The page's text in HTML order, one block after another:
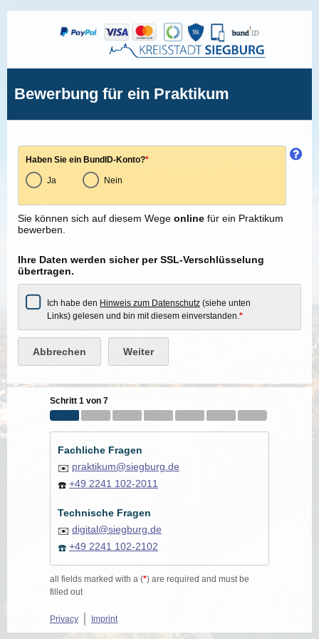
Bewerbung für ein Praktikum
Haben Sie ein BundID-Konto?*
Ja Nein
Sie können sich auf diesem Wege online für ein Praktikum
bewerben.
Ihre Daten werden sicher per SSL-Verschlüsselung
übertragen.
Ich habe den Hinweis zum Datenschutz (siehe unten
Links) gelesen und bin mit diesem einverstanden.*
Abbrechen Weiter
Schritt 1 von 7
Fachliche Fragen
✉️ praktikum@siegburg.de
☎️ +49 2241 102-2011
Technische Fragen
✉️ digital@siegburg.de
☎️ +49 2241 102-2102
all fields marked with a (*) are required and must be
filled out
Privacy Imprint